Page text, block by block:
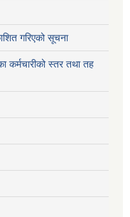
गरिएको सूचना
कर्मचारीको स्तर तथा तह